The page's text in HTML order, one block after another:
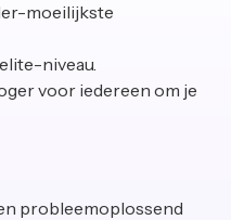
moeilijkste
niveau.
voor iedereen om je
probleemoplossend